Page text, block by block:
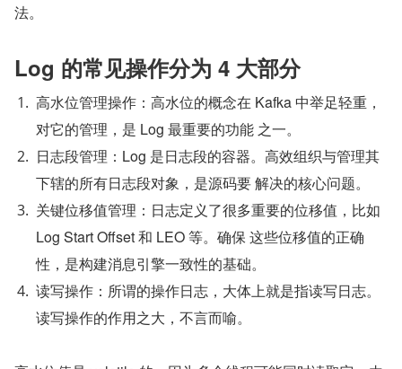
法。
Log 的常见操作分为 4 大部分
高水位管理操作：高水位的概念在 Kafka 中举足轻重，
对它的管理，是 Log 最重要的功能 之一。
日志段管理：Log 是日志段的容器。高效组织与管理其
下辖的所有日志段对象，是源码要 解决的核心问题。
关键位移值管理：日志定义了很多重要的位移值，比如
Log Start Offset 和 LEO 等。确保 这些位移值的正确
性，是构建消息引擎一致性的基础。
读写操作：所谓的操作日志，大体上就是指读写日志。
读写操作的作用之大，不言而喻。